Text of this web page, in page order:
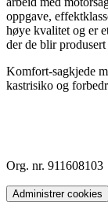
oppgave,
høye kvalitet og er
der de blir
Komfort-sagkjede
kastrisiko og
Org. nr. 911608103
Administrer cookies